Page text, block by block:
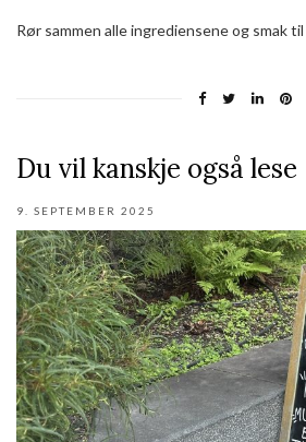
Rør sammen alle ingrediensene og smak
Du vil kanskje også lese
9. SEPTEMBER 2025